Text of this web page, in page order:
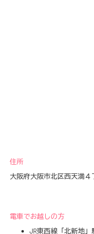
住所
大阪府大阪市北区西天満４
電車でお越しの方
JR東西線「北新地